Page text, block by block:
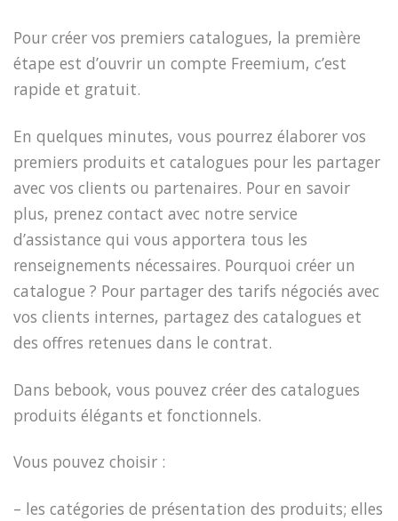
Pour créer vos premiers catalogues, la première
étape est d’ouvrir un compte Freemium, c’est
rapide et gratuit.
En quelques minutes, vous pourrez élaborer vos
premiers produits et catalogues pour les partager
avec vos clients ou partenaires. Pour en savoir
plus, prenez contact avec notre service
d’assistance qui vous apportera tous les
renseignements nécessaires. Pourquoi créer un
catalogue ? Pour partager des tarifs négociés avec
vos clients internes, partagez des catalogues et
des offres retenues dans le contrat.
Dans bebook, vous pouvez créer des catalogues
produits élégants et fonctionnels.
Vous pouvez choisir :
– les catégories de présentation des produits; elles